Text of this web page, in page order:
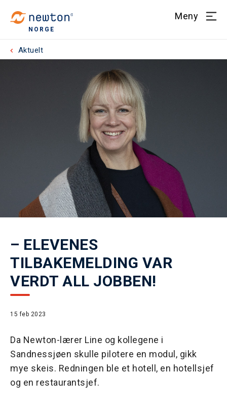
NORGE
Meny
Aktuelt
– ELEVENES
TILBAKEMELDING VAR
VERDT ALL JOBBEN!
15 feb 2023
Da Newton-lærer Line og kollegene i
Sandnessjøen skulle pilotere en modul, gikk
mye skeis. Redningen ble et hotell, en hotellsjef
og en restaurantsjef.